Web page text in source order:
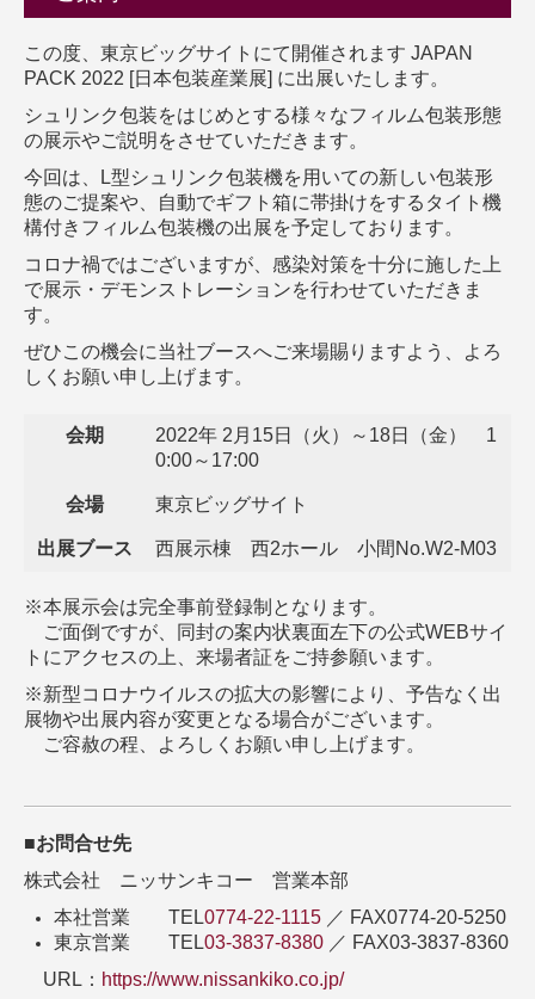
この度、東京ビッグサイトにて開催されます JAPAN
PACK 2022 [日本包装産業展] に出展いたします。
シュリンク包装をはじめとする様々なフィルム包装形態
の展示やご説明をさせていただきます。
今回は、L型シュリンク包装機を用いての新しい包装形
態のご提案や、自動でギフト箱に帯掛けをするタイト機
構付きフィルム包装機の出展を予定しております。
コロナ禍ではございますが、感染対策を十分に施した上
で展示・デモンストレーションを行わせていただきま
す。
ぜひこの機会に当社ブースへご来場賜りますよう、よろ
しくお願い申し上げます。
会期
2022年 2月15日（火）～18日（金） 1
0:00～17:00
会場 東京ビッグサイト
出展ブース 西展示棟 西2ホール 小間No.W2-M03
※本展示会は完全事前登録制となります。
ご面倒ですが、同封の案内状裏面左下の公式WEBサイ
トにアクセスの上、来場者証をご持参願います。
※新型コロナウイルスの拡大の影響により、予告なく出
展物や出展内容が変更となる場合がございます。
ご容赦の程、よろしくお願い申し上げます。
■お問合せ先
株式会社 ニッサンキコー 営業本部
本社営業 TEL0774-22-1115 ／ FAX0774-20-5250
東京営業 TEL03-3837-8380 ／ FAX03-3837-8360
URL： https://www.nissankiko.co.jp/